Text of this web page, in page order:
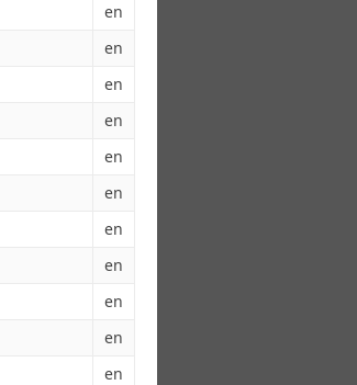
en
en
en
en
en
en
en
en
en
en
en